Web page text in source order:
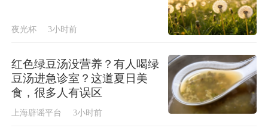
夜光杯 3小时前
红色绿豆汤没营养？有人喝绿
豆汤进急诊室？这道夏日美
食，很多人有误区
上海辟谣平台 3小时前